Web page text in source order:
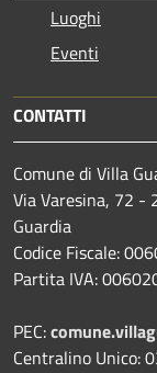
Luoghi
Eventi
CONTATTI
Comune di Villa
Via Varesina, 72 -
Guardia
Codice Fiscale:
Partita IVA:
PEC:
Centralino Unico: